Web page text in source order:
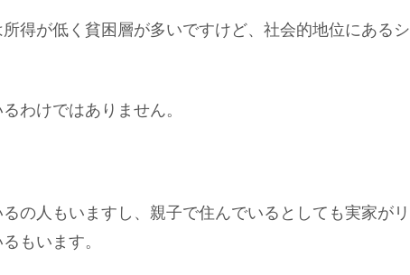
得が低く貧困層が多いですけど、社会的地位にあるシ
わけではありません。
の人もいますし、親子で住んでいるとしても実家がリ
もいます。